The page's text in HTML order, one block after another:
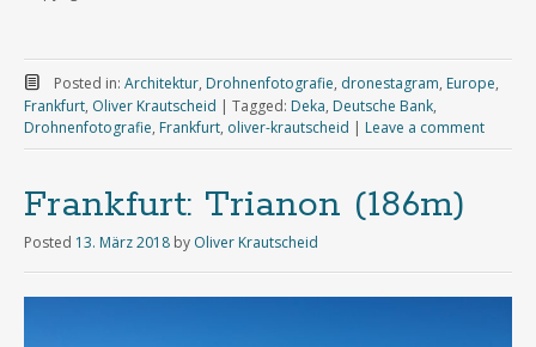
Posted in: Architektur, Drohnenfotografie, dronestagram, Europe,
Frankfurt, Oliver Krautscheid | Tagged: Deka, Deutsche Bank,
Drohnenfotografie, Frankfurt, oliver-krautscheid | Leave a comment
Frankfurt: Trianon (186m)
Posted 13. März 2018 by Oliver Krautscheid